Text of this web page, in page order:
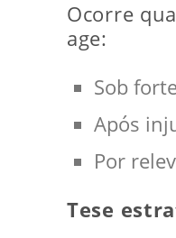
Ocorre
age:
Sob
Após
Por
Tese